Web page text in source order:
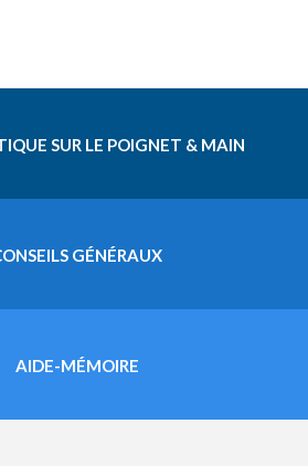
SUR LE POIGNET & MAIN
GÉNÉRAUX
AIDE-MÉMOIRE